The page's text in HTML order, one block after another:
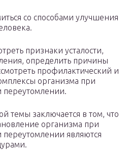
со способами улучшения
признаки усталости,
определить причины
профилактический и
организма при
переутомлении.
темы заключается в том, что
организма при
переутомлении являются